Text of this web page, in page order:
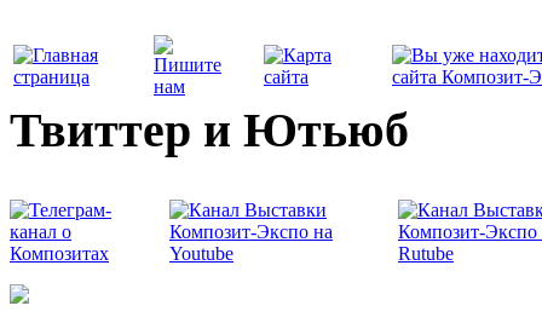
Твиттер и Ютьюб